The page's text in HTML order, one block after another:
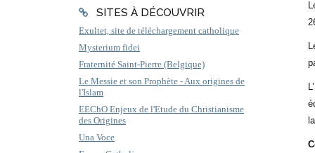
SITES À DÉCOUVRIR
Exultet, site de téléchargement catholique
Mysterium fidei
Fraternité Saint-Pierre (Belgique)
Le Messie et son Prophète - Aux origines de
l'Islam
EEChO Enjeux de l'Etude du Christianisme
des Origines
Una Voce